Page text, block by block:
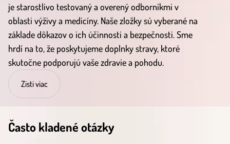
je starostlivo testovaný a overený odborníkmi v
oblasti výživy a medicíny. Naše zložky sú vyberané na
základe dôkazov o ich účinnosti a bezpečnosti. Sme
hrdí na to, že poskytujeme doplnky stravy, ktoré
skutočne podporujú vaše zdravie a pohodu.
Zisti viac
Často kladené otázky